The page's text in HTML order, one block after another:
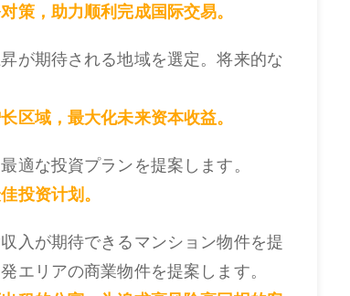
策，助力顺利完成国际交易。
が期待される地域を選定。将来的な
区域，最大化未来资本收益。
適な投資プランを提案します。
投资计划。
入が期待できるマンション物件を提
エリアの商業物件を提案します。